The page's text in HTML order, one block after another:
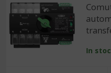
In stoc